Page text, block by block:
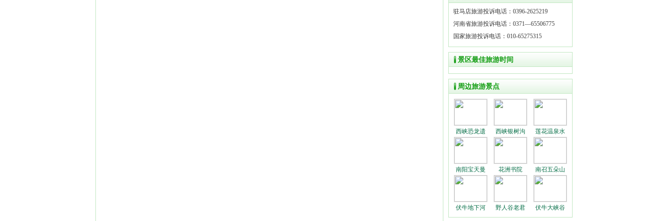
驻马店旅游投诉电话：0396-2625219
河南省旅游投诉电话：0371—65506775
国家旅游投诉电话：010-65275315
景区最佳旅游时间
周边旅游景点
西峡恐龙遗 西峡银树沟 莲花温泉水
南阳宝天曼 花洲书院 南召五朵山
伏牛地下河 野人谷老君 伏牛大峡谷